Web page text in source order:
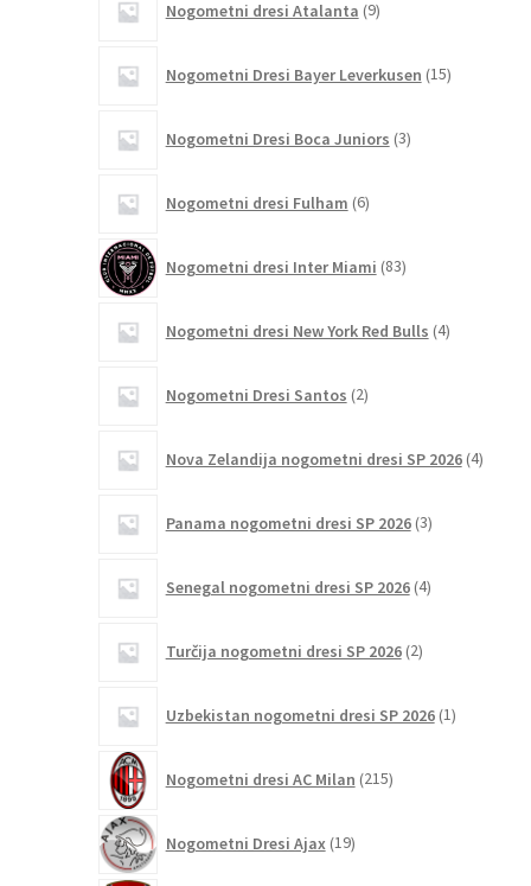
Nogometni dresi Atalanta 9izdelkov
Nogometni Dresi Bayer Leverkusen 15izdelkov
Nogometni Dresi Boca Juniors 3izdelki
Nogometni dresi Fulham 6izdelkov
Nogometni dresi Inter Miami 83izdelkov
Nogometni dresi New York Red Bulls 4izdelki
Nogometni Dresi Santos 2izdelka
Nova Zelandija nogometni dresi SP 2026 4izdelki
Panama nogometni dresi SP 2026 3izdelki
Senegal nogometni dresi SP 2026 4izdelki
Turčija nogometni dresi SP 2026 2izdelka
Uzbekistan nogometni dresi SP 2026 1izdelek
Nogometni dresi AC Milan 215izdelkov
Nogometni Dresi Ajax 19izdelkov